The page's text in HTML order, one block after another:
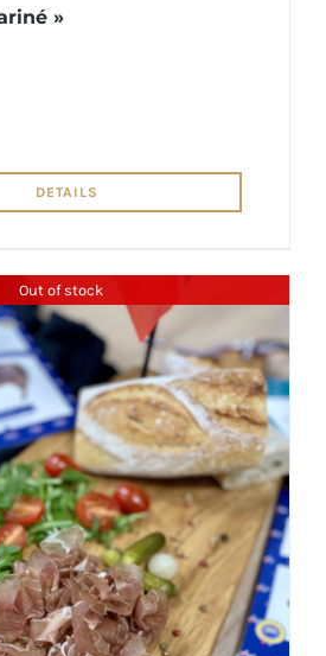
»
DETAILS
Out of stock